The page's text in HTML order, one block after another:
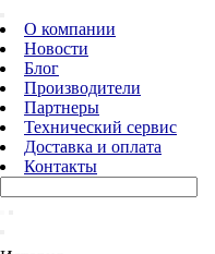
О компании
Новости
Блог
Производители
Партнеры
Технический сервис
Доставка и оплата
Контакты